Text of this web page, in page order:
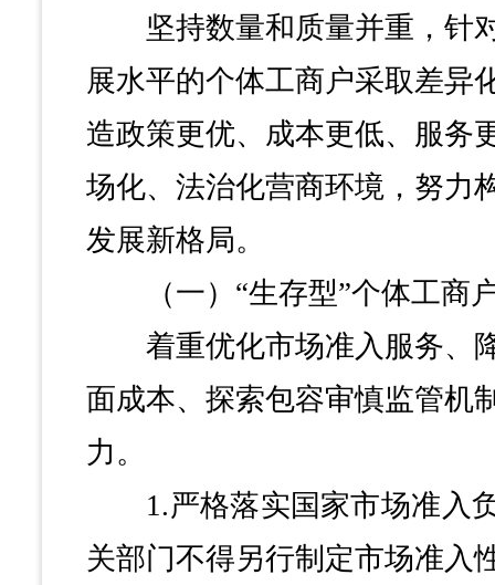
坚持数量和质量并重，针
展水平的个体工商户采取差异
造政策更优、成本更低、服务
场化、法治化营商环境，努力
发展新格局。
（一）“生存型”个体工商
着重优化市场准入服务、
面成本、探索包容审慎监管机
力。
1.严格落实国家市场准入
关部门不得另行制定市场准入